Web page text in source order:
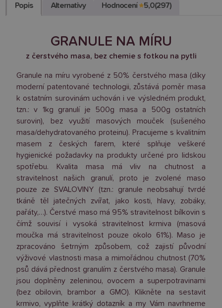
Popis Alternativy Hodnocení ★5,0(297)
GRANULE NA MÍRU
z čerstvého masa, bez chemie s fotkou na pytli
Granule na míru vyrobené z 50% čerstvého masa (díky
moderní patentované technologii, zůstává poměr masa
k ostatním surovinám uchován i ve výsledném produkt,
tzn.: v 1kg granulí je 500g masa a 500g ostatních
surovin), bez využití masových mouček (sušeného
masa/dehydratovaného proteinu). Pracujeme s kvalitním
masem z českých farem, které splňuje veškeré
hygienické požadavky na produkty určené pro lidskou
spotřebu. Kvalita masa má vliv na chutnost a
stravitelnost našich granulí, proto je zvolené maso
pouze ze SVALOVINY (tzn.: granule neobsahují tvrdé
tkáně těl jatečných zvířat, jako kosti, hlavy, zobáky,
pařáty,…). Čerstvé maso má 95% stravitelnost bílkovin s
čímž souvisí i vysoká stravitelnost krmiva (masová
moučka má stravitelnost pouze okolo 61%). Maso je
zpracováno šetrným způsobem, což zajistí původní
výživové vlastnosti masa a mimořádnou chutnost (70%
psů dává přednost granulím z čerstvého masa). Granule
jsou doplněny zeleninou, ovocem a superpotravinami
(bez obilovin, brambor a GMO). Klikněte na sestavit
krmivo, vyplňte krátký dotazník a my Vám navrhneme